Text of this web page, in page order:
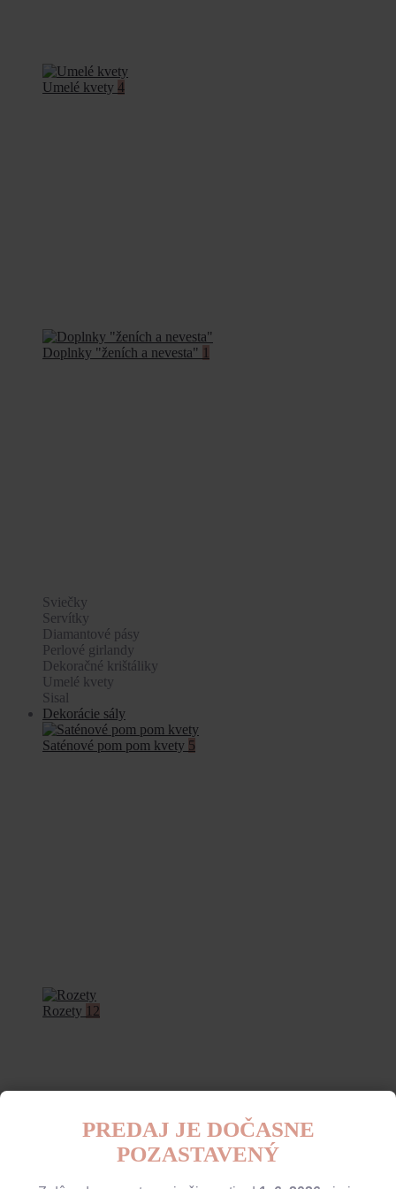
Umelé kvety 4
Doplnky "ženích a nevesta" 1
Sviečky
Servítky
Diamantové pásy
Perlové girlandy
Dekoračné krištáliky
Umelé kvety
Sisal
Dekorácie sály
Saténové pom pom kvety 5
Rozety 12
PREDAJ JE DOČASNE
POZASTAVENÝ